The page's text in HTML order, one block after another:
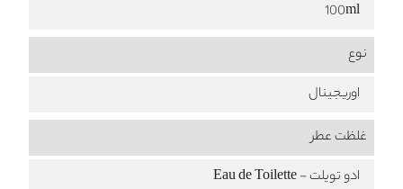
100ml
نوع
اوریجینال
غلظت عطر
ادو تویلت - Eau de Toilette